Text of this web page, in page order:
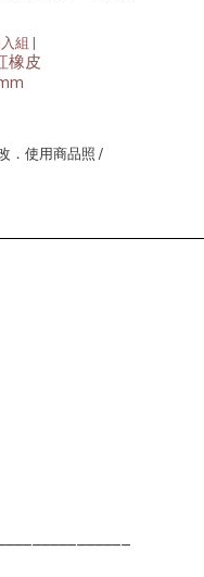
組 |
橡皮
．使用商品照 /